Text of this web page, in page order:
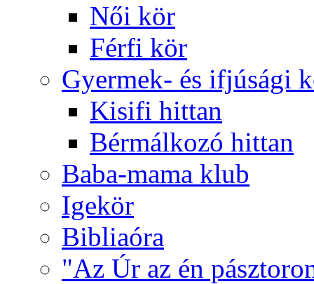
Női kör
Férfi kör
Gyermek- és ifjúsági
Kisifi hittan
Bérmálkozó hittan
Baba-mama klub
Igekör
Bibliaóra
"Az Úr az én